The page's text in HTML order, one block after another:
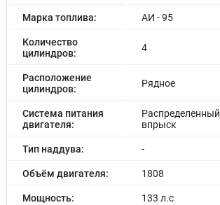
Марка топлива: АИ - 95
Количество
цилиндров:
4
Расположение
цилиндров:
Рядное
Система питания
двигателя:
Распределенный
впрыск
Тип наддува: -
Объём двигателя: 1808
Мощность: 133 л.с